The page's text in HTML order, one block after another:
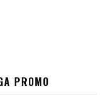
PROMO